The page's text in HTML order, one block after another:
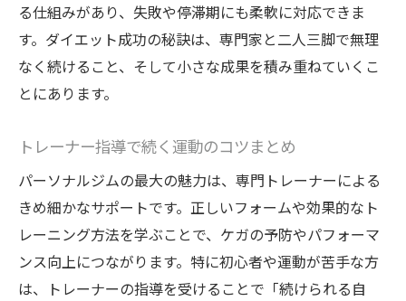
る仕組みがあり、失敗や停滞期にも柔軟に対応できま
す。ダイエット成功の秘訣は、専門家と二人三脚で無理
なく続けること、そして小さな成果を積み重ねていくこ
とにあります。
トレーナー指導で続く運動のコツまとめ
パーソナルジムの最大の魅力は、専門トレーナーによる
きめ細かなサポートです。正しいフォームや効果的なト
レーニング方法を学ぶことで、ケガの予防やパフォーマ
ンス向上につながります。特に初心者や運動が苦手な方
は、トレーナーの指導を受けることで「続けられる自